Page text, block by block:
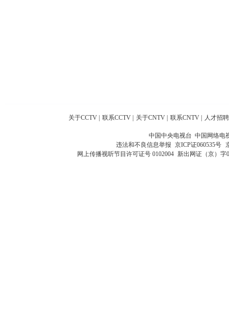
关于CCTV 联系CCTV 关于CNTV 联系CNTV 人才招聘
中国中央电视台 中国网络电
违法和不良信息举报 京ICP证060535号
网上传播视听节目许可证号 0102004 新出网证（京）